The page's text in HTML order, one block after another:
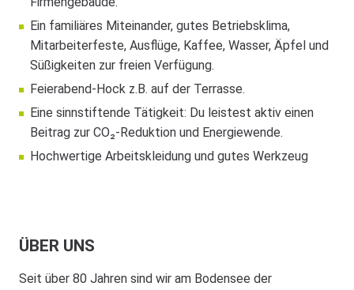
Ein familiäres Miteinander, gutes Betriebsklima,
Mitarbeiterfeste, Ausflüge, Kaffee, Wasser, Äpfel und
Süßigkeiten zur freien Verfügung.
Feierabend-Hock z.B. auf der Terrasse.
Eine sinnstiftende Tätigkeit: Du leistest aktiv einen
Beitrag zur CO₂-Reduktion und Energiewende.
Hochwertige Arbeitskleidung und gutes Werkzeug
ÜBER UNS
Seit über 80 Jahren sind wir am Bodensee der